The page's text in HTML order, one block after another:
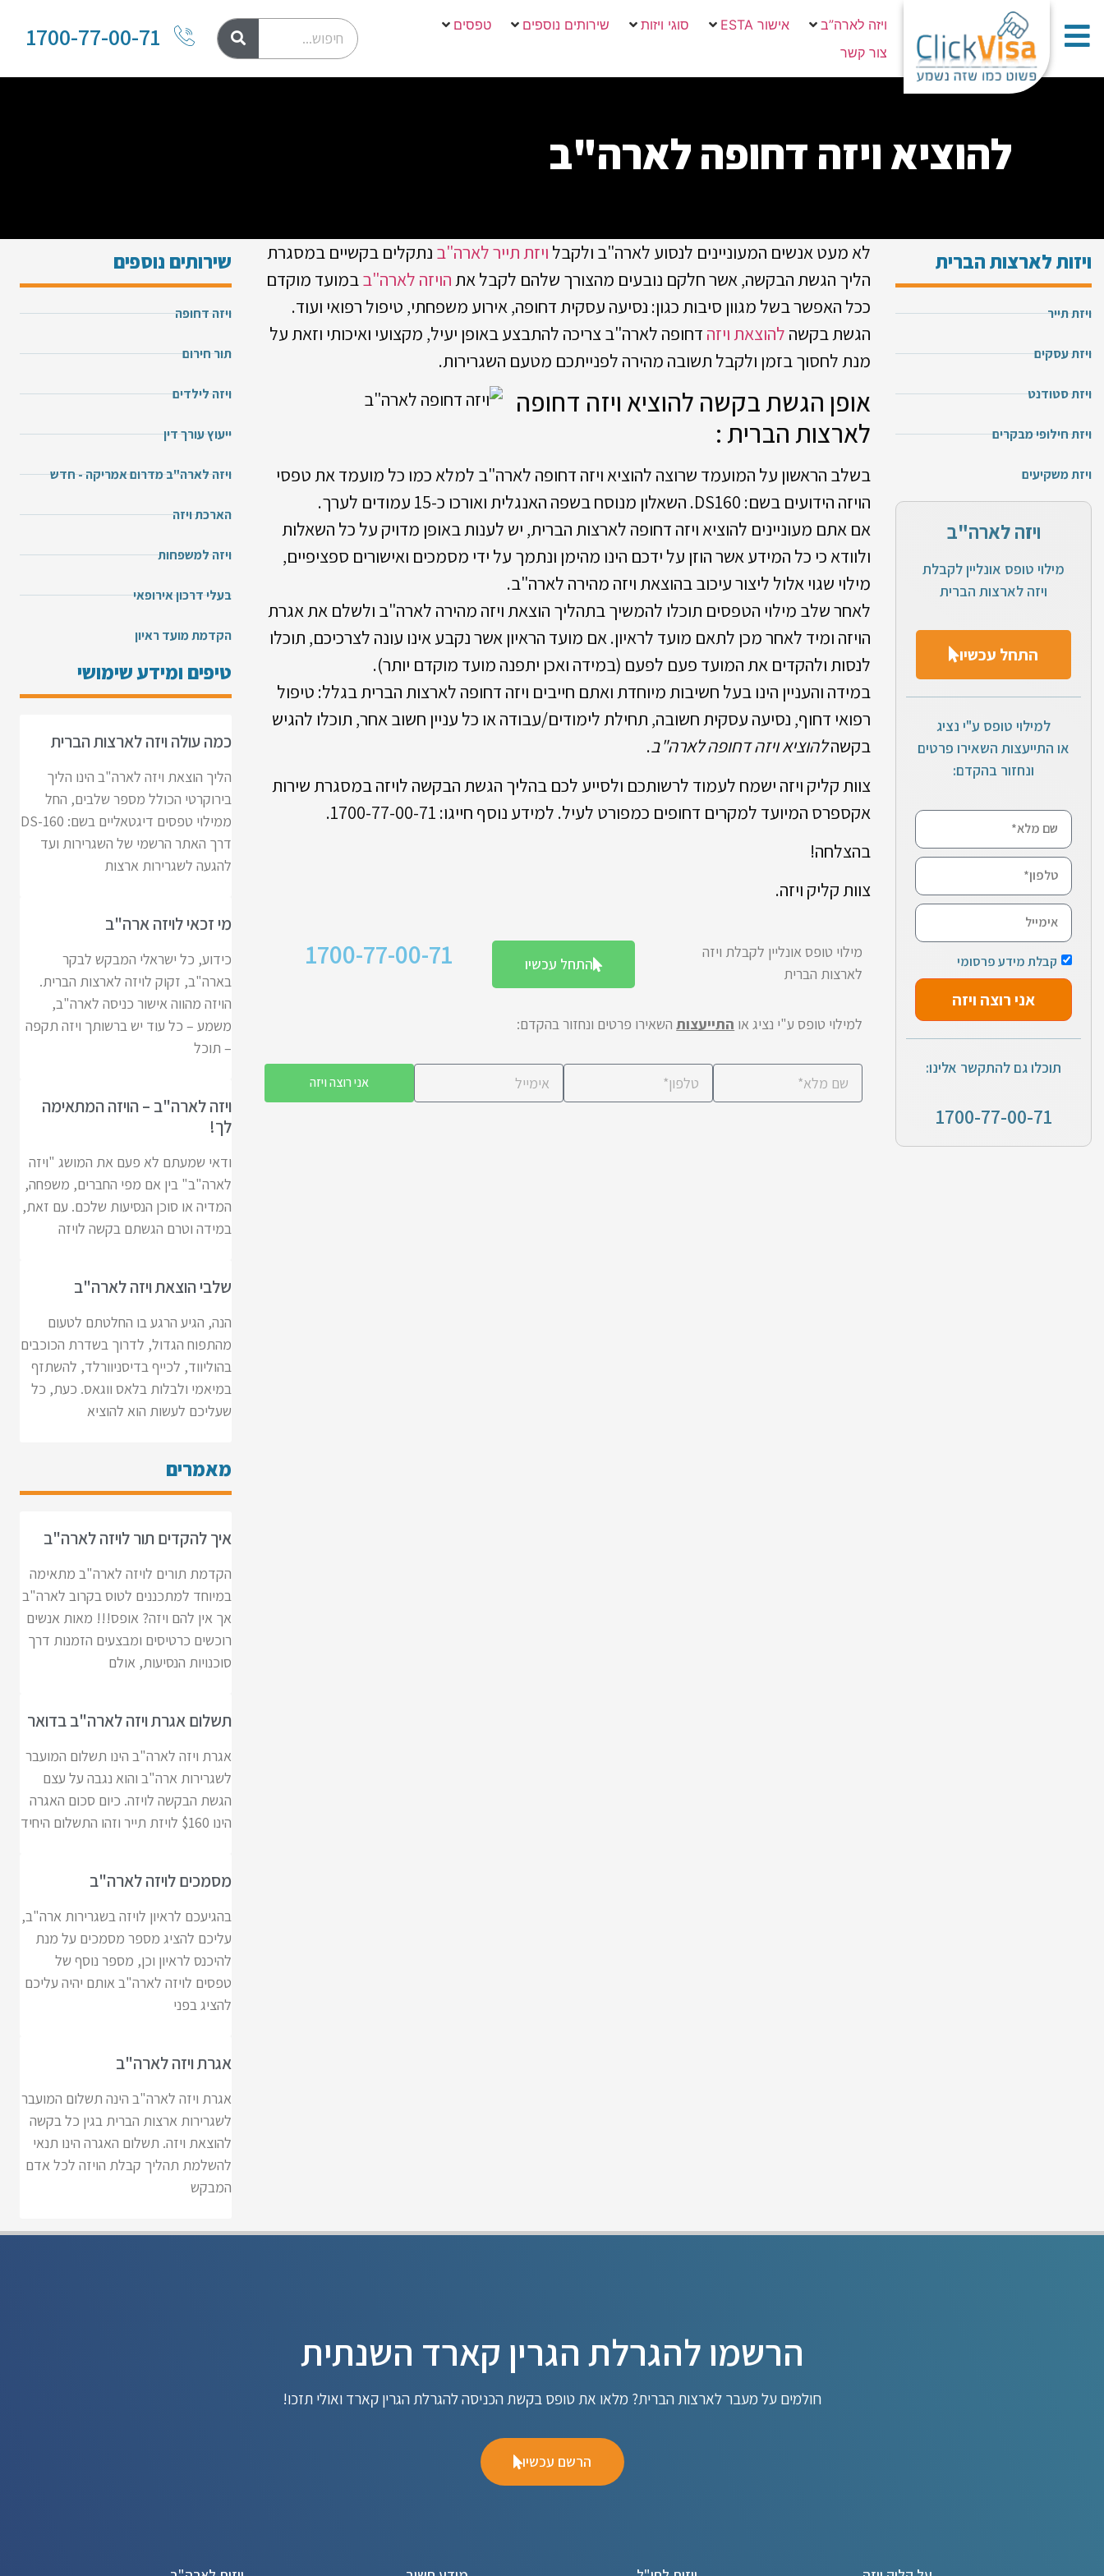
ויזה לארה”ב אישור ESTA סוגי ויזות שירותים נוספים
טפסים
צור קשר
1700-77-00-71
להוציא ויזה דחופה לארה"ב
ויזות לארצות הברית
ויזת תייר
ויזת עסקים
ויזת סטודנט
ויזת חילופי מבקרים
ויזת משקיעים
ויזה לארה"ב
מילוי טופס אונליין לקבלת
ויזה לארצות הברית
התחל עכשיו
למילוי טופס ע"י נציג
או התייעצות השאירו פרטים
ונחזור בהקדם:
קבלת מידע פרסומי
אני רוצה ויזה
תוכלו גם להתקשר אלינו:
1700-77-00-71
לא מעט אנשים המעוניינים לנסוע לארה"ב ולקבל ויזת תייר לארה"ב נתקלים בקשיים במסגרת
הליך הגשת הבקשה, אשר חלקם נובעים מהצורך שלהם לקבל אתהויזה לארה"בבמועד מוקדם
ככל האפשר בשל מגוון סיבות כגון: נסיעה עסקית דחופה, אירוע משפחתי, טיפול רפואי ועוד.
הגשת בקשה להוצאת ויזה דחופה לארה"ב צריכה להתבצע באופן יעיל, מקצועי ואיכותי וזאת על
מנת לחסוך בזמן ולקבל תשובה מהירה לפנייתכם מטעם השגרירות.
אופן הגשת בקשה להוציא ויזה דחופה
לארצות הברית :
בשלב הראשון על המועמד שרוצה להוציא ויזה דחופה לארה"ב למלא כמו כל מועמד את טפסי
הויזה הידועים בשם: DS160. השאלון מנוסח בשפה האנגלית ואורכו כ-15 עמודים לערך.
אם אתם מעוניינים להוציא ויזה דחופה לארצות הברית, יש לענות באופן מדויק על כל השאלות
ולוודא כי כל המידע אשר הוזן על ידכם הינו מהימן ונתמך על ידי מסמכים ואישורים ספציפיים,
מילוי שגוי אלול ליצור עיכוב בהוצאת ויזה מהירה לארה"ב.
לאחר שלב מילוי הטפסים תוכלו להמשיך בתהליך הוצאת ויזה מהירה לארה"ב ולשלם את אגרת
הויזה ומיד לאחר מכן לתאם מועד לראיון. אם מועד הראיון אשר נקבע אינו עונה לצרכיכם, תוכלו
לנסות ולהקדים את המועד פעם לפעם (במידה ואכן יתפנה מועד מוקדם יותר).
במידה והעניין הינו בעל חשיבות מיוחדת ואתם חייבים ויזה דחופה לארצות הברית בגלל: טיפול
רפואי דחוף, נסיעה עסקית חשובה, תחילת לימודים/עבודה או כל עניין חשוב אחר, תוכלו להגיש
בקשהלהוציא ויזה דחופה לארה"ב.
צוות קליק ויזה ישמח לעמוד לרשותכם ולסייע לכם בהליך הגשת הבקשה לויזה במסגרת שירות
אקספרס המיועד למקרים דחופים כמפורט לעיל. למידע נוסף חייגו: 1700-77-00-71.
בהצלחה!
צוות קליק ויזה.
מילוי טופס אונליין לקבלת ויזה
לארצות הברית
התחל עכשיו 1700-77-00-71
למילוי טופס ע"י נציג או התייעצותהשאירו פרטים ונחזור בהקדם:
אני רוצה ויזה
שירותים נוספים
ויזה דחופה
תור חירום
ויזה לילדים
ייעוץ עורך דין
ויזה לארה"ב מדרום אמריקה - חדש
הארכת ויזה
ויזה למשפחות
בעלי דרכון אירופאי
הקדמת מועד ראיון
טיפים ומידע שימושי
כמה עולה ויזה לארצות הברית
הליך הוצאת ויזה לארה"ב הינו הליך
בירוקרטי הכולל מספר שלבים, החל
ממילוי טפסים דיגטאליים בשם: DS-160
דרך האתר הרשמי של השגרירות ועד
להגעה לשגרירות ארצות
מי זכאי לויזה ארה"ב
כידוע, כל ישראלי המבקש לבקר
בארה"ב, זקוק לויזה לארצות הברית.
הויזה מהווה אישור כניסה לארה"ב,
משמע – כל עוד יש ברשותך ויזה תקפה
– תוכל
ויזה לארה"ב – הויזה המתאימה
לך!
ודאי שמעתם לא פעם את המושג "ויזה
לארה"ב" בין אם מפי החברים, משפחה,
המדיה או סוכן הנסיעות שלכם. עם זאת,
במידה וטרם הגשתם בקשה לויזה
שלבי הוצאת ויזה לארה"ב
הנה, הגיע הרגע בו החלטתם לטעום
מהתפוח הגדול, לדרוך בשדרת הכוכבים
בהוליווד, לכייף בדיסניוורלד, להשתזף
במיאמי ולבלות בלאס ווגאס. כעת, כל
שעליכם לעשות הוא להוציא
מאמרים
איך להקדים תור לויזה לארה"ב
הקדמת תורים לויזה לארה"ב מתאימה
במיוחד למתכננים לטוס בקרוב לארה"ב
אך אין להם ויזה? אופס!!! מאות אנשים
רוכשים כרטיסים ומבצעים הזמנות דרך
סוכנויות הנסיעות, אולם
תשלום אגרת ויזה לארה"ב בדואר
אגרת ויזה לארה"ב הינו תשלום המועבר
לשגרירות ארה"ב והוא נגבה על עצם
הגשת הבקשה לויזה. כיום סכום האגרה
הינו $160 לויזת תייר וזהו התשלום היחיד
מסמכים לויזה לארה"ב
בהגיעכם לראיון לויזה בשגרירות ארה"ב,
עליכם להציג מספר מסמכים על מנת
להיכנס לראיון וכן, מספר נוסף של
טפסים לויזה לארה"ב אותם יהיה עליכם
להציג בפני
אגרת ויזה לארה"ב
אגרת ויזה לארה"ב הינה תשלום המועבר
לשגרירות ארצות הברית בגין כל בקשה
להוצאת ויזה. תשלום האגרה הינו תנאי
להשלמת תהליך קבלת הויזה לכל אדם
המבקש
הרשמו להגרלת הגרין קארד השנתית
חולמים על מעבר לארצות הברית? מלאו את טופס בקשת הכניסה להגרלת הגרין קארד ואולי תזכו!
הרשם עכשיו